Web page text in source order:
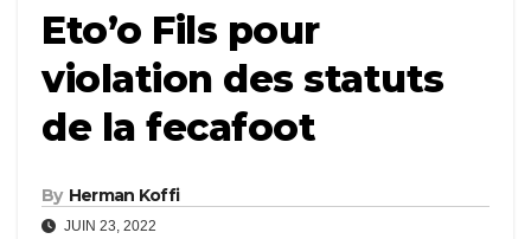
Eto’o Fils pour
violation des statuts
de la fecafoot
By Herman Koffi
JUIN 23, 2022